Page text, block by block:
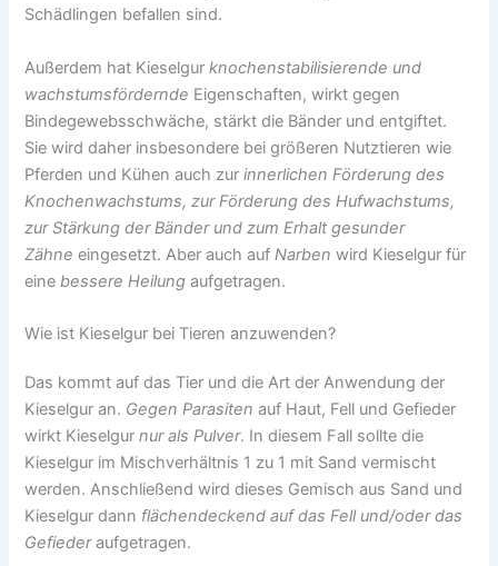
Schädlingen befallen sind.
Außerdem hat Kieselgurknochenstabilisierende und
wachstumsfördernde Eigenschaften, wirkt gegen
Bindegewebsschwäche, stärkt die Bänder und entgiftet.
Sie wird daher insbesondere bei größeren Nutztieren wie
Pferden und Kühen auch zurinnerlichen Förderung des
Knochenwachstums, zur Förderung des Hufwachstums,
zur Stärkung der Bänder und zum Erhalt gesunder
Zähne eingesetzt. Aber auch aufNarben wird Kieselgur für
einebessere Heilung aufgetragen.
Wie ist Kieselgur bei Tieren anzuwenden?
Das kommt auf das Tier und die Art der Anwendung der
Kieselgur an. Gegen Parasiten auf Haut, Fell und Gefieder
wirkt Kieselgurnur als Pulver. In diesem Fall sollte die
Kieselgur im Mischverhältnis 1 zu 1 mit Sand vermischt
werden. Anschließend wird dieses Gemisch aus Sand und
Kieselgur dann flächendeckend auf das Fell und/oder das
Gefiederaufgetragen.